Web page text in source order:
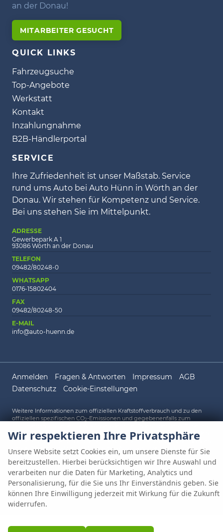
an der Donau!
MITARBEITER GESUCHT
QUICK LINKS
Fahrzeugsuche
Top-Angebote
Werkstatt
Kontakt
Inzahlungnahme
B2B-Händlerportal
SERVICE
Ihre Zufriedenheit ist unser Maßstab. Service
rund ums Auto bei Auto Hünn in Wörth an der
Donau. Wir stehen für Kompetenz und Service.
Bei uns stehen Sie im Mittelpunkt.
ADRESSE
Gewerbepark A 1
93086 Wörth an der Donau
TELEFON
09482/80248-0
WHATSAPP
0176-15802404
FAX
09482/80248-50
E-MAIL
info@auto-huenn.de
Anmelden Fragen & Antworten Impressum
AGB
Datenschutz
Cookie-Einstellungen
Weitere Informationen zum offiziellen Kraftstoffverbrauch und zu den
offiziellen spezifischen CO2-Emissionen und gegebenenfalls zum
Kraftstoffverbrauch, die offiziellen spezifischen CO 2 -Emissionen und den
offiziellen Stromverbrauch neuer PKW' entnommen werden, der an allen
Verkaufsstellen und bei der 'Deutschen Automobil Treuhand GmbH'
unentgeltlich erhältlich ist unter www.dat.de.
© 2026AUTO HÜNN OHG, Gewerbepark A 1 , 93086 Wörth an der
Donau,09482/80248-0 Powered by Autrado
Wir respektieren Ihre Privatsphäre
Unsere Website setzt Cookies ein, um unsere Dienste für Sie
bereitzustellen. Hierbei berücksichtigen wir Ihre Auswahl und
verarbeiten nur die Daten für Marketing, Analytics und
Personalisierung, für die Sie uns Ihr Einverständnis geben. Sie
können Ihre Einwilligung jederzeit mit Wirkung für die Zukunft
widerrufen.